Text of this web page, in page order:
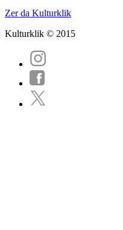
Zer da Kulturklik
Kulturklik © 2015